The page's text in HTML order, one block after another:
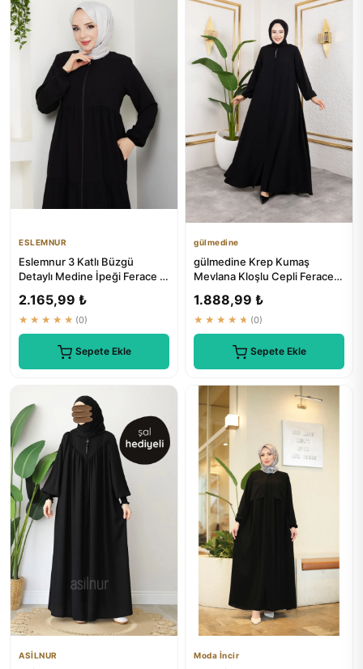
ESLEMNUR
Eslemnur 3 Katlı Büzgü
Detaylı Medine İpeği Ferace |
2.165,99 ₺
★★★★★ (0)
Sepete Ekle
gülmedine
gülmedine Krep Kumaş
Mevlana Kloşlu Cepli Ferace
1.888,99 ₺
★★★★★ (0)
Sepete Ekle
ASİLNUR Moda İncir